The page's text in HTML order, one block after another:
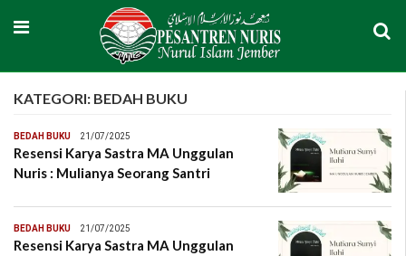
KATEGORI: BEDAH BUKU
BEDAH BUKU 21/07/2025
Resensi Karya Sastra MA Unggulan
Nuris : Mulianya Seorang Santri
BEDAH BUKU 21/07/2025
Resensi Karya Sastra MA Unggulan